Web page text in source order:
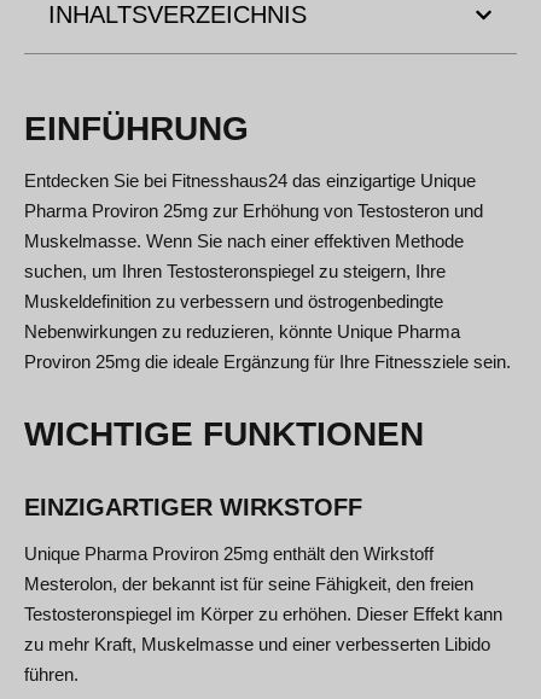
INHALTSVERZEICHNIS
EINFÜHRUNG
Entdecken Sie bei Fitnesshaus24 das einzigartige Unique
Pharma Proviron 25mg zur Erhöhung von Testosteron und
Muskelmasse. Wenn Sie nach einer effektiven Methode
suchen, um Ihren Testosteronspiegel zu steigern, Ihre
Muskeldefinition zu verbessern und östrogenbedingte
Nebenwirkungen zu reduzieren, könnte Unique Pharma
Proviron 25mg die ideale Ergänzung für Ihre Fitnessziele sein.
WICHTIGE FUNKTIONEN
EINZIGARTIGER WIRKSTOFF
Unique Pharma Proviron 25mg enthält den Wirkstoff
Mesterolon, der bekannt ist für seine Fähigkeit, den freien
Testosteronspiegel im Körper zu erhöhen. Dieser Effekt kann
zu mehr Kraft, Muskelmasse und einer verbesserten Libido
führen.